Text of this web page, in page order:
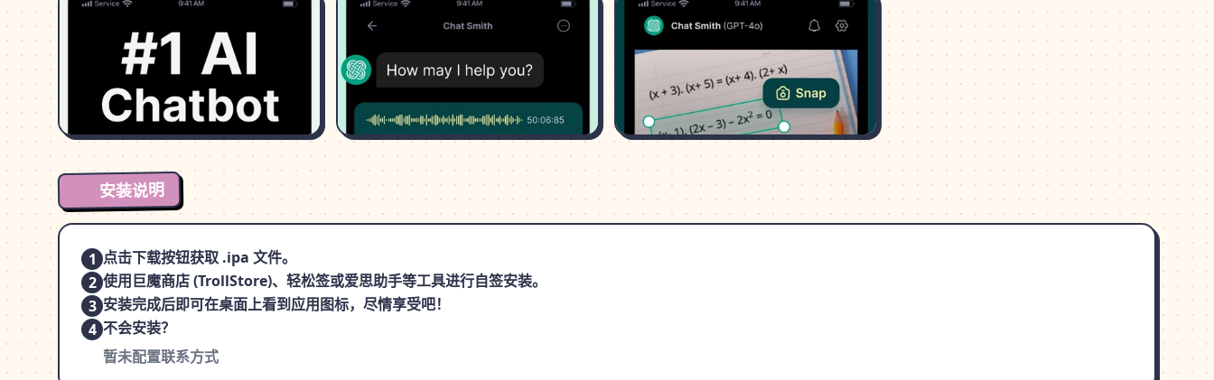
安装说明
1 点击下载按钮获取 .ipa 文件。
2 使用巨魔商店 (TrollStore)、轻松签或爱思助手等工具进行自签安装。
3 安装完成后即可在桌面上看到应用图标，尽情享受吧！
4 不会安装？
暂未配置联系方式